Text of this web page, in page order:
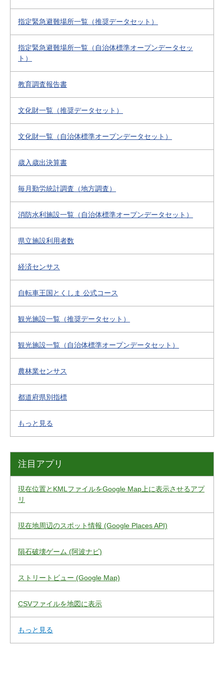
指定緊急避難場所一覧（推奨データセット）
指定緊急避難場所一覧（自治体標準オープンデータセッ
ト）
教育調査報告書
文化財一覧（推奨データセット）
文化財一覧（自治体標準オープンデータセット）
歳入歳出決算書
毎月勤労統計調査（地方調査）
消防水利施設一覧（自治体標準オープンデータセット）
県立施設利用者数
経済センサス
自転車王国とくしま 公式コース
観光施設一覧（推奨データセット）
観光施設一覧（自治体標準オープンデータセット）
農林業センサス
都道府県別指標
もっと見る
注目アプリ
現在位置とKMLファイルをGoogle Map上に表示させるアプ
リ
現在地周辺のスポット情報 (Google Places API)
隕石破壊ゲーム (阿波ナビ)
ストリートビュー (Google Map)
CSVファイルを地図に表示
もっと見る